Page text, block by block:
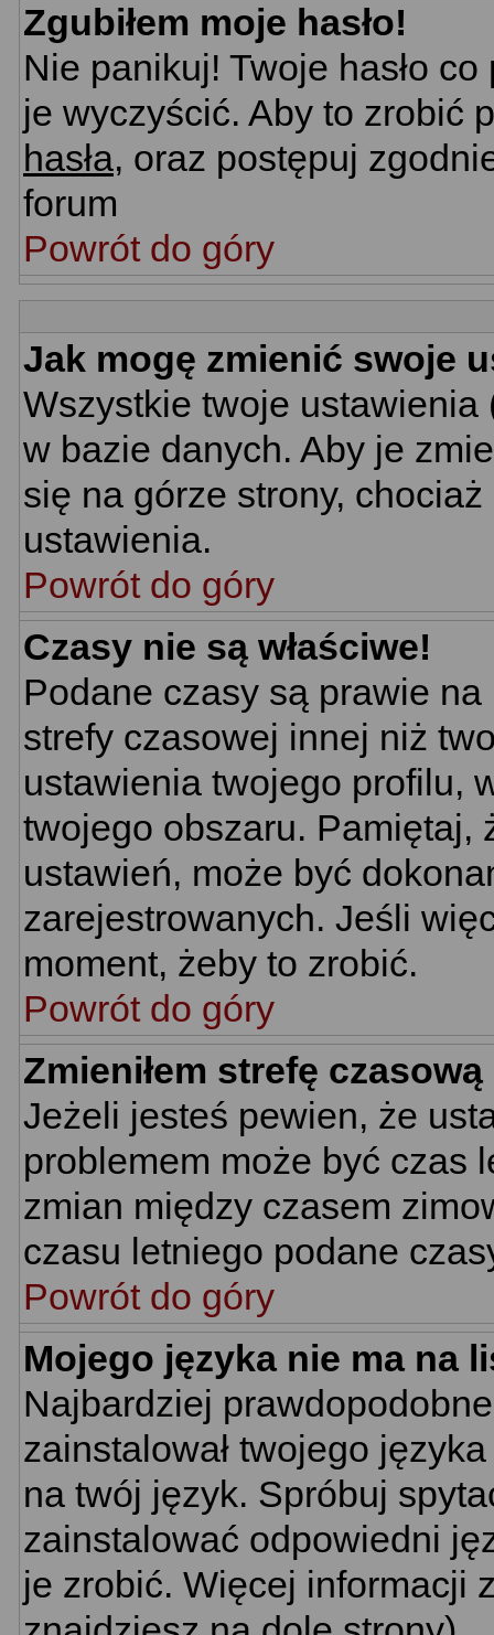
Zgubiłem moje hasło!
Nie panikuj! Twoje hasło
je wyczyścić. Aby to zrobić
hasła, oraz postępuj
forum
Powrót do góry
Jak mogę zmienić swoje
Wszystkie twoje
w bazie danych. Aby je
się na górze strony,
ustawienia.
Powrót do góry
Czasy nie są właściwe!
Podane czasy są prawie
strefy czasowej innej niż
ustawienia twojego profilu,
twojego obszaru. Pamiętaj,
ustawień, może być
zarejestrowanych. Jeśli
moment, żeby to zrobić.
Powrót do góry
Zmieniłem strefę
Jeżeli jesteś pewien, że
problemem może być czas
zmian między czasem
czasu letniego podane
Powrót do góry
Mojego języka nie ma na
Najbardziej
zainstalował twojego
na twój język. Spróbuj
zainstalować odpowiedni
je zrobić. Więcej informacji